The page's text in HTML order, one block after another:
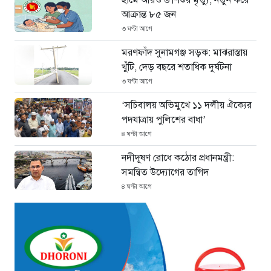
আক্রান্ত ৮৫ জন
৩ ঘণ্টা আগে
মরণফাঁদ সুনামগঞ্জ সড়ক: মাঝরাস্তায়
খুঁটি, দেড় বছরে শতাধিক দুর্ঘটনা
৩ ঘণ্টা আগে
‘সচিবালয় অভিমুখে ১১ দলীয় ঐক্যের
পদযাত্রায় পুলিশের বাধা’
৪ ঘণ্টা আগে
নদীদূষণ রোধে কঠোর প্রধানমন্ত্রী:
সমন্বিত উদ্যোগের তাগিদ
৪ ঘণ্টা আগে
দেশ ছাড়ার পর হাসিনা পরিবারের
সদস্যরা এখন কোথায়?
৫ ঘণ্টা আগে
ইরান সংকটে ইতিবাচক মোড়: